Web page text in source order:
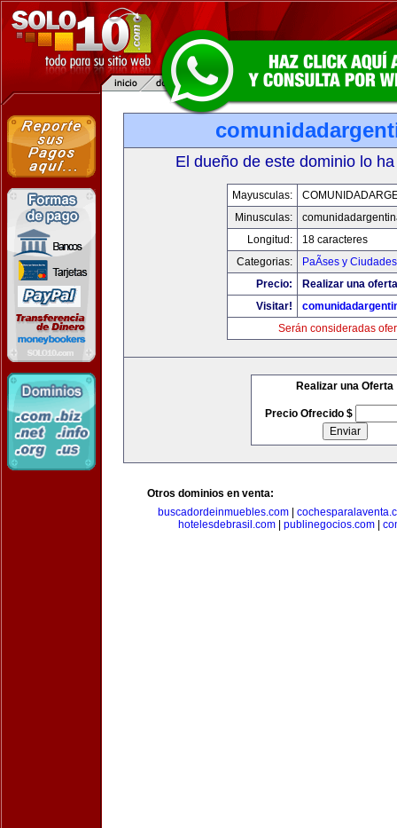
El dueño de este dominio lo
Mayusculas:
Minusculas:
Longitud:
18 caracteres
Categorias:
PaÃ­ses y Ciudades
Precio:
Realizar una
Visitar!
Serán consideradas
Realizar una Oferta
Precio Ofrecido $
Otros dominios en venta:
buscadordeinmuebles.com
hotelesdebrasil.com
publinegocios.com